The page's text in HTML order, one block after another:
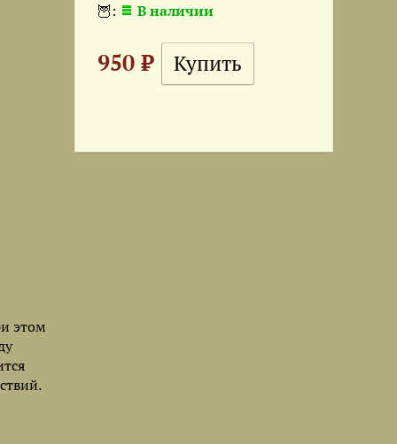
🦉: В наличии
950 ₽
этом